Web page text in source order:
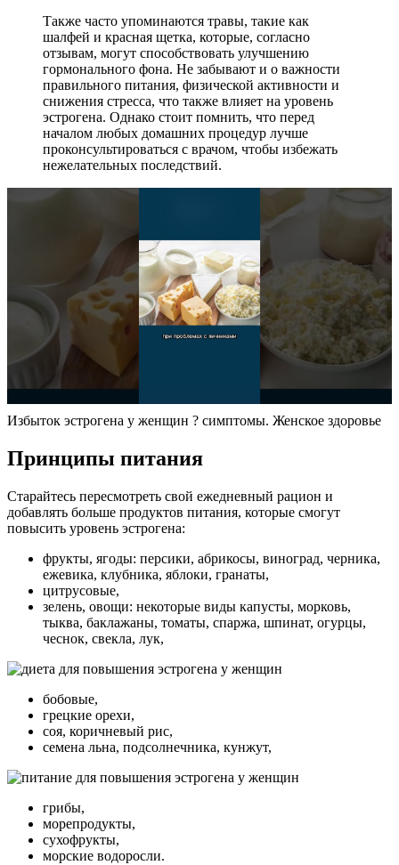
Также часто упоминаются травы, такие как
шалфей и красная щетка, которые, согласно
отзывам, могут способствовать улучшению
гормонального фона. Не забывают и о важности
правильного питания, физической активности и
снижения стресса, что также влияет на уровень
эстрогена. Однако стоит помнить, что перед
началом любых домашних процедур лучше
проконсультироваться с врачом, чтобы избежать
нежелательных последствий.
Избыток эстрогена у женщин ? симптомы. Женское здоровье
Принципы питания
Старайтесь пересмотреть свой ежедневный рацион и
добавлять больше продуктов питания, которые смогут
повысить уровень эстрогена:
фрукты, ягоды: персики, абрикосы, виноград, черника,
ежевика, клубника, яблоки, гранаты,
цитрусовые,
зелень, овощи: некоторые виды капусты, морковь,
тыква, баклажаны, томаты, спаржа, шпинат, огурцы,
чеснок, свекла, лук,
бобовые,
грецкие орехи,
соя, коричневый рис,
семена льна, подсолнечника, кунжут,
грибы,
морепродукты,
сухофрукты,
морские водоросли.